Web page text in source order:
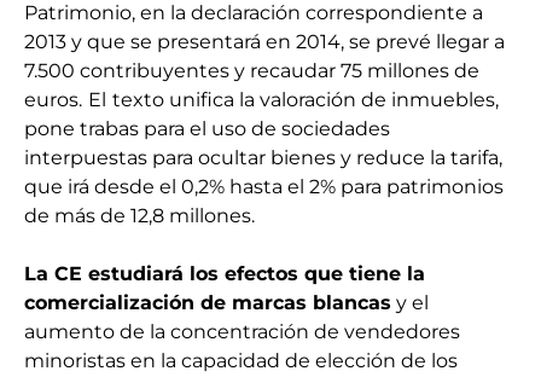
Patrimonio, en la declaración correspondiente a
2013 y que se presentará en 2014, se prevé llegar a
7.500 contribuyentes y recaudar 75 millones de
euros. El texto unifica la valoración de inmuebles,
pone trabas para el uso de sociedades
interpuestas para ocultar bienes y reduce la tarifa,
que irá desde el 0,2% hasta el 2% para patrimonios
de más de 12,8 millones.
La CE estudiará los efectos que tiene la
comercialización de marcas blancas y el
aumento de la concentración de vendedores
minoristas en la capacidad de elección de los